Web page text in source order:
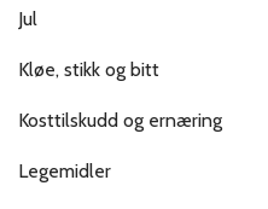
Jul
Kløe, stikk og bitt
Kosttilskudd og ernæring
Legemidler